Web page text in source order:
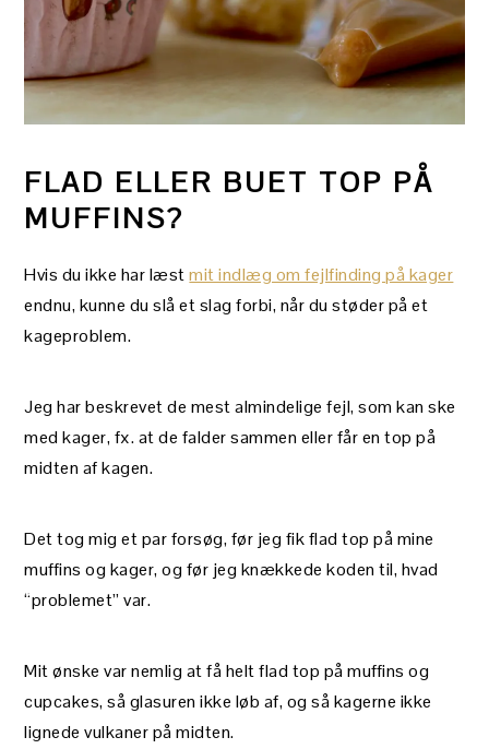
FLAD ELLER BUET TOP PÅ
MUFFINS?
Hvis du ikke har læstmit indlæg om fejlfinding på kager
endnu, kunne du slå et slag forbi, når du støder på et
kageproblem.
Jeg har beskrevet de mest almindelige fejl, som kan ske
med kager, fx. at de falder sammen eller får en top på
midten af kagen.
Det tog mig et par forsøg, før jeg fik flad top på mine
muffins og kager, og før jeg knækkede koden til, hvad
“problemet” var.
Mit ønske var nemlig at få helt flad top på muffins og
cupcakes, så glasuren ikke løb af, og så kagerne ikke
lignede vulkaner på midten.